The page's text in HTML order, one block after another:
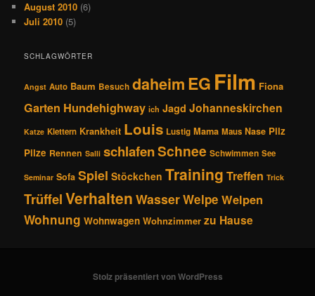
August 2010 (6)
Juli 2010 (5)
SCHLAGWÖRTER
Angst Auto Baum Besuch daheimEG Film Fiona
Garten Hundehighway ich Jagd Johanneskirchen
Katze Klettern Krankheit Louis Lustig Mama Maus Nase Pilz
Pilze Rennen Salli schlafenSchnee Schwimmen See
Seminar Sofa Spiel Stöckchen Training Treffen Trick
TrüffelVerhalten WasserWelpe Welpen
Wohnung Wohnwagen Wohnzimmer zu Hause
Stolz präsentiert von WordPress